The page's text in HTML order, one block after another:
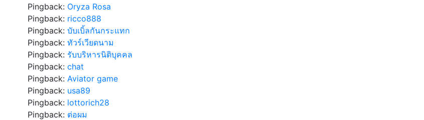
Pingback: Oryza Rosa
Pingback: ricco888
Pingback: บับเบิ้ลกันกระแทก
Pingback: ทัวร์เวียดนาม
Pingback: รับบริหารนิติบุคคล
Pingback: chat
Pingback: Aviator game
Pingback: usa89
Pingback: lottorich28
Pingback: ต่อผม